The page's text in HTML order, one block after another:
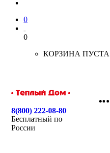
0
0
КОРЗИНА ПУСТА
8(800) 222-08-80
Бесплатный по
России